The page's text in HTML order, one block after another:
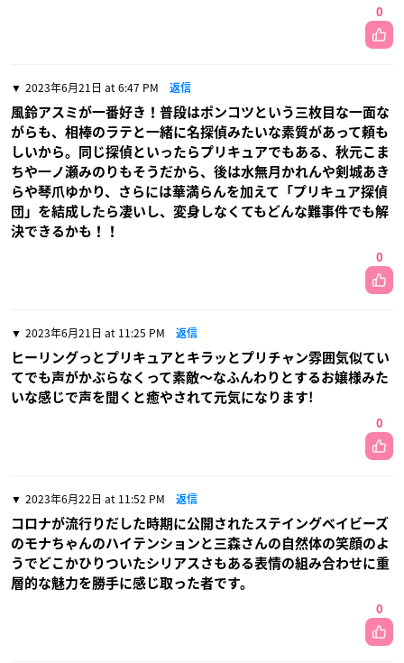
0
2023年6月21日 at 6:47 PM 返信
風鈴アスミが一番好き！普段はポンコツという三枚目な一面な
がらも、相棒のラテと一緒に名探偵みたいな素質があって頼も
しいから。同じ探偵といったらプリキュアでもある、秋元こま
ちや一ノ瀬みのりもそうだから、後は水無月かれんや剣城あき
らや琴爪ゆかり、さらには華満らんを加えて「プリキュア探偵
団」を結成したら凄いし、変身しなくてもどんな難事件でも解
決できるかも！！
0
2023年6月21日 at 11:25 PM 返信
ヒーリングっとプリキュアとキラッとプリチャン雰囲気似てい
てでも声がかぶらなくって素敵〜なふんわりとするお嬢様みた
いな感じで声を聞くと癒やされて元気になります!
0
2023年6月22日 at 11:52 PM 返信
コロナが流行りだした時期に公開されたステイングベイビーズ
のモナちゃんのハイテンションと三森さんの自然体の笑顔のよ
うでどこかひりついたシリアスさもある表情の組み合わせに重
層的な魅力を勝手に感じ取った者です。
0